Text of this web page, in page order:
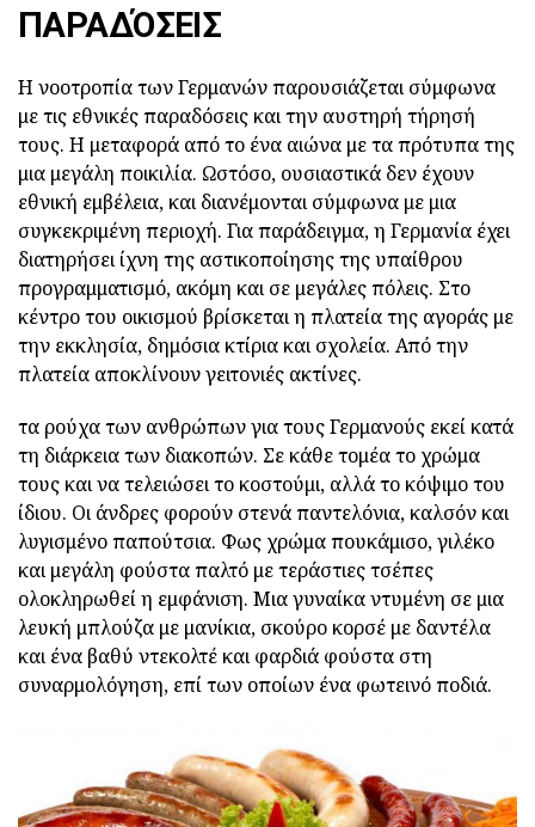
ΠΑΡΑΔΌΣΕΙΣ
Η νοοτροπία των Γερμανών παρουσιάζεται σύμφωνα
με τις εθνικές παραδόσεις και την αυστηρή τήρησή
τους. Η μεταφορά από το ένα αιώνα με τα πρότυπα της
μια μεγάλη ποικιλία. Ωστόσο, ουσιαστικά δεν έχουν
εθνική εμβέλεια, και διανέμονται σύμφωνα με μια
συγκεκριμένη περιοχή. Για παράδειγμα, η Γερμανία έχει
διατηρήσει ίχνη της αστικοποίησης της υπαίθρου
προγραμματισμό, ακόμη και σε μεγάλες πόλεις. Στο
κέντρο του οικισμού βρίσκεται η πλατεία της αγοράς με
την εκκλησία, δημόσια κτίρια και σχολεία. Από την
πλατεία αποκλίνουν γειτονιές ακτίνες.
τα ρούχα των ανθρώπων για τους Γερμανούς εκεί κατά
τη διάρκεια των διακοπών. Σε κάθε τομέα το χρώμα
τους και να τελειώσει το κοστούμι, αλλά το κόψιμο του
ίδιου. Οι άνδρες φορούν στενά παντελόνια, καλσόν και
λυγισμένο παπούτσια. Φως χρώμα πουκάμισο, γιλέκο
και μεγάλη φούστα παλτό με τεράστιες τσέπες
ολοκληρωθεί η εμφάνιση. Μια γυναίκα ντυμένη σε μια
λευκή μπλούζα με μανίκια, σκούρο κορσέ με δαντέλα
και ένα βαθύ ντεκολτέ και φαρδιά φούστα στη
συναρμολόγηση, επί των οποίων ένα φωτεινό ποδιά.